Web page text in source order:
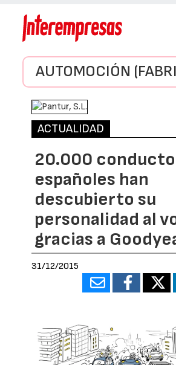
AUTOMOCIÓN
ACTUALIDAD
20.000
españoles han
descubierto su
personalidad al
gracias a
31/12/2015